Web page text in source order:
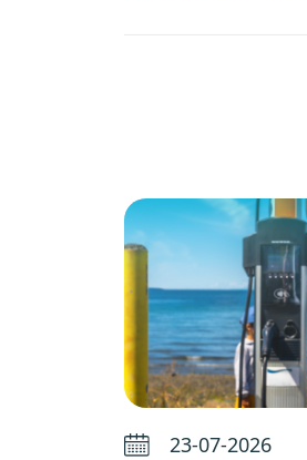
23-07-2026